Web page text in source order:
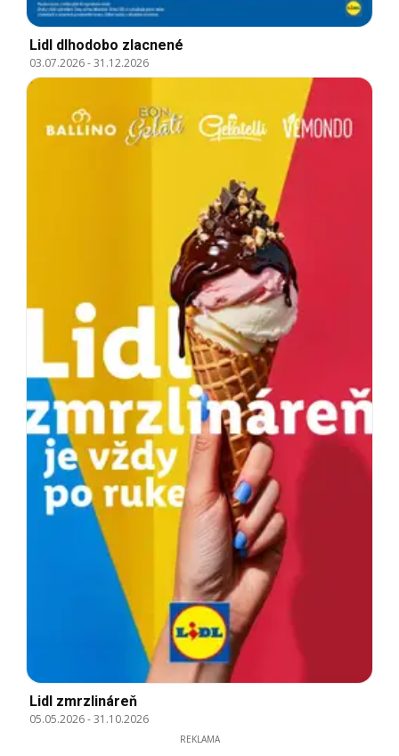
Lidl dlhodobo zlacnené
03.07.2026-31.12.2026
Lidl zmrzlináreň
05.05.2026-31.10.2026
REKLAMA